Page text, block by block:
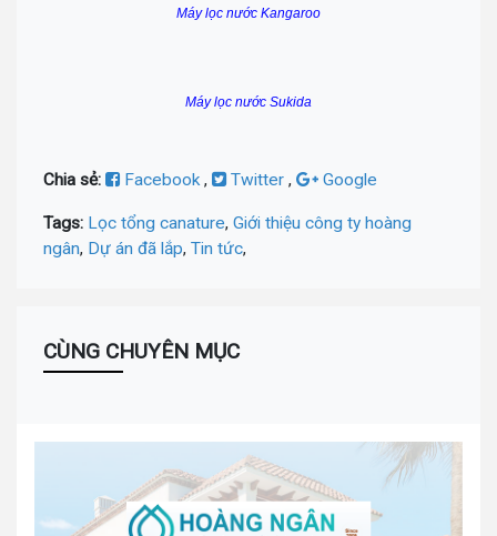
Máy lọc nước Kangaroo
Máy lọc nước Sukida
Chia sẻ: Facebook , Twitter , Google
Tags: Lọc tổng canature, Giới thiệu công ty hoàng
ngân, Dự án đã lắp, Tin tức,
CÙNG CHUYÊN MỤC